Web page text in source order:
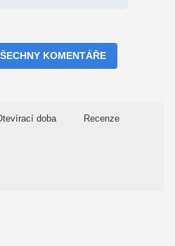
KOMENTÁŘE
doba Recenze